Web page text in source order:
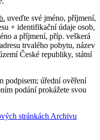
uveďte své jméno, příjmení,
+ identifikační údaje osob,
a příjmení, příp. veškerá
trvalého pobytu, název
České republiky, státní
podpisem; úřední ověření
podání prokážete svou
stránkách Archivu